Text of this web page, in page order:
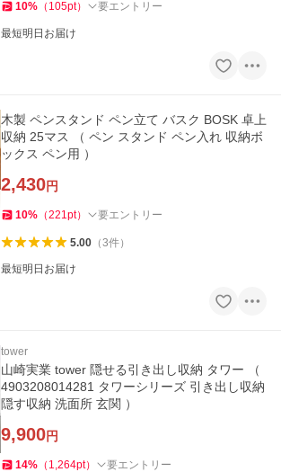
10% （ 105pt） 要エントリー
最短明日お届け
木製 ペンスタンド ペン立て バスク BOSK 卓上
収納 25マス （ ペン スタンド ペン入れ 収納ボ
ックス ペン用 ）
2,430円
10% （221 pt） 要エントリー
5.00（3件）
最短明日お届け
tower
山崎実業 tower 隠せる引き出し収納 タワー （
4903208014281 タワーシリーズ 引き出し収納
隠す収納 洗面所 玄関 ）
9,900円
14% （ 1,264pt） 要エントリー